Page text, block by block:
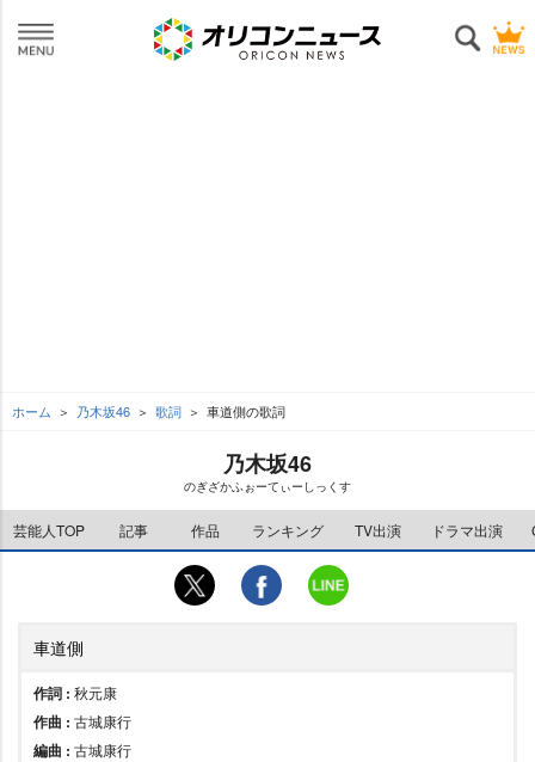
ホーム 乃木坂46 歌詞 車道側の歌詞
乃木坂46
のぎざかふぉーてぃーしっくす
芸能人TOP 記事 作品 ランキング TV出演 ドラマ出演
車道側
作詞 : 秋元康
作曲 : 古城康行
編曲 : 古城康行